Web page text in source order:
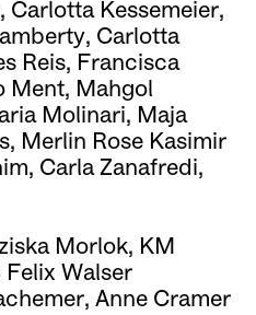
Carlotta Kessemeier,
Carlotta
Reis, Francisca
Ment, Mahgol
Molinari, Maja
Merlin Rose Kasimir
Carla Zanafredi,
Morlok, KM
Felix Walser
Anne Cramer